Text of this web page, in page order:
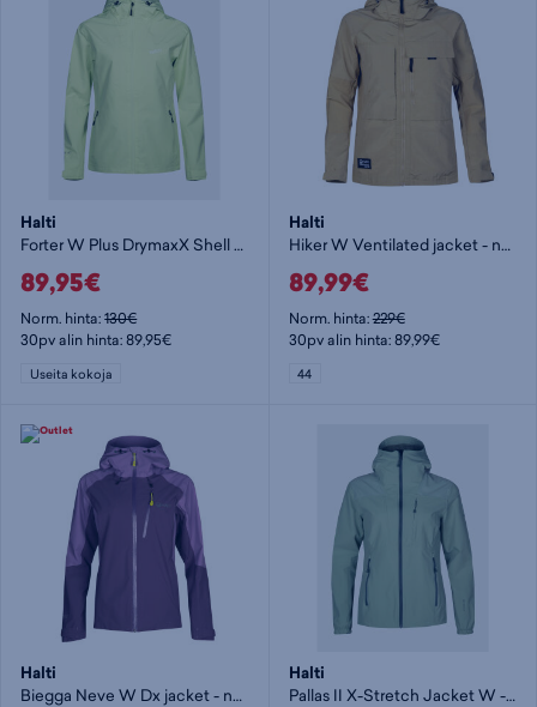
Halti
Forter W Plus DrymaxX Shell Jacket - naisten kuoritakki
89,95€
Norm. hinta:130€
30pv alin hinta: 89,95€
Useita kokoja
Halti
Hiker W Ventilated jacket - naisten retkeilytakki
89,99€
Norm. hinta:229€
30pv alin hinta: 89,99€
44
Halti
Biegga Neve W Dx jacket - naisten kuoritakki
Halti
Pallas II X-Stretch Jacket W - naisten stretch-takki